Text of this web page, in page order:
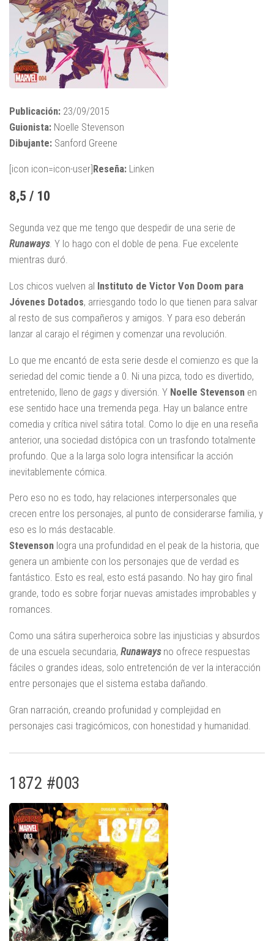
Publicación: 23/09/2015
Guionista: Noelle Stevenson
Dibujante: Sanford Greene
[icon icon=icon-user]Reseña: Linken
8,5 / 10
Segunda vez que me tengo que despedir de una serie de
Runaways. Y lo hago con el doble de pena. Fue excelente
mientras duró.
Los chicos vuelven al Instituto de Victor Von Doom para
Jóvenes Dotados, arriesgando todo lo que tienen para salvar
al resto de sus compañeros y amigos. Y para eso deberán
lanzar al carajo el régimen y comenzar una revolución.
Lo que me encantó de esta serie desde el comienzo es que la
seriedad del comic tiende a 0. Ni una pizca, todo es divertido,
entretenido, lleno de gags y diversión. Y Noelle Stevenson en
ese sentido hace una tremenda pega. Hay un balance entre
comedia y crítica nivel sátira total. Como lo dije en una reseña
anterior, una sociedad distópica con un trasfondo totalmente
profundo. Que a la larga solo logra intensificar la acción
inevitablemente cómica.
Pero eso no es todo, hay relaciones interpersonales que
crecen entre los personajes, al punto de considerarse familia, y
eso es lo más destacable.
Stevenson logra una profundidad en el peak de la historia, que
genera un ambiente con los personajes que de verdad es
fantástico. Esto es real, esto está pasando. No hay giro final
grande, todo es sobre forjar nuevas amistades improbables y
romances.
Como una sátira superheroica sobre las injusticias y absurdos
de una escuela secundaria, Runawaysno ofrece respuestas
fáciles o grandes ideas, solo entretención de ver la interacción
entre personajes que el sistema estaba dañando.
Gran narración, creando profunidad y complejidad en
personajes casi tragicómicos, con honestidad y humanidad.
1872 #003